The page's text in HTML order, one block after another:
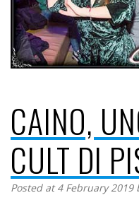
CAINO,
CULT DI
Posted at 4 February 2019